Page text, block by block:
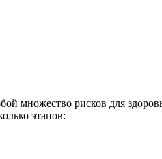
множество рисков для
этапов: